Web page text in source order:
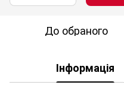
До обраного
Інформація